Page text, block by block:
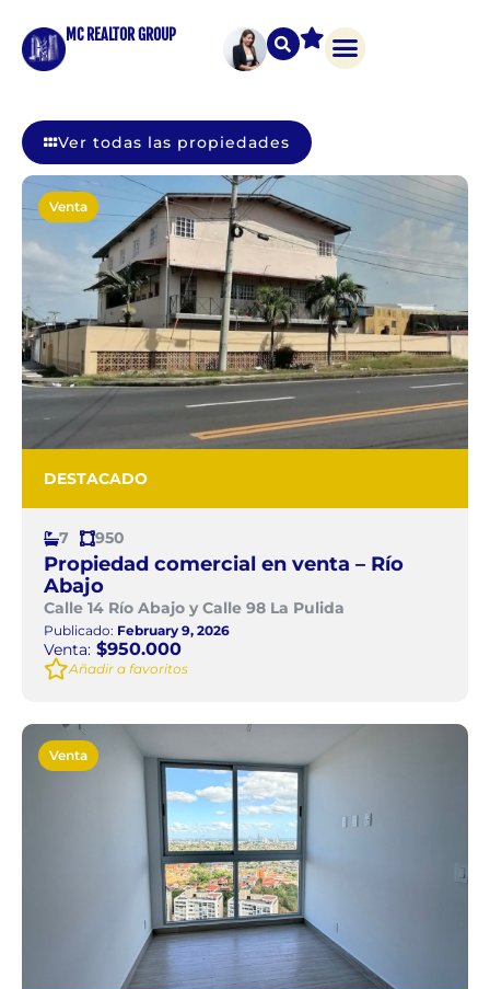
MC REALTOR GROUP
Ver todas las propiedades
Venta
DESTACADO
7 950
Propiedad comercial en venta – Río
Abajo
Calle 14 Río Abajo y Calle 98 La Pulida
Publicado: February 9, 2026
Venta: $950.000
Añadir a favoritos
Venta